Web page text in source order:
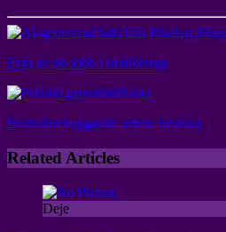
Fyra av tio jobb i småföretag
Nästa
Brottsförebyggande arbete beslutat
Related Articles
Deje